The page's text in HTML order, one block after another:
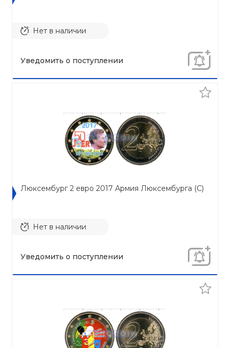
Нет в наличии
Уведомить о поступлении
Люксембург 2 евро 2017 Армия Люксембурга (C)
Нет в наличии
Уведомить о поступлении